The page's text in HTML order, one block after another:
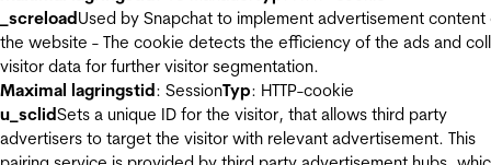
_screloadUsed by Snapchat to implement advertisement content
the website - The cookie detects the efficiency of the ads and
visitor data for further visitor segmentation.
Maximal lagringstid: SessionTyp: HTTP-cookie
u_sclidSets a unique ID for the visitor, that allows third party
advertisers to target the visitor with relevant advertisement. This